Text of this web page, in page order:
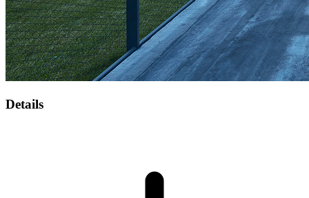
Details